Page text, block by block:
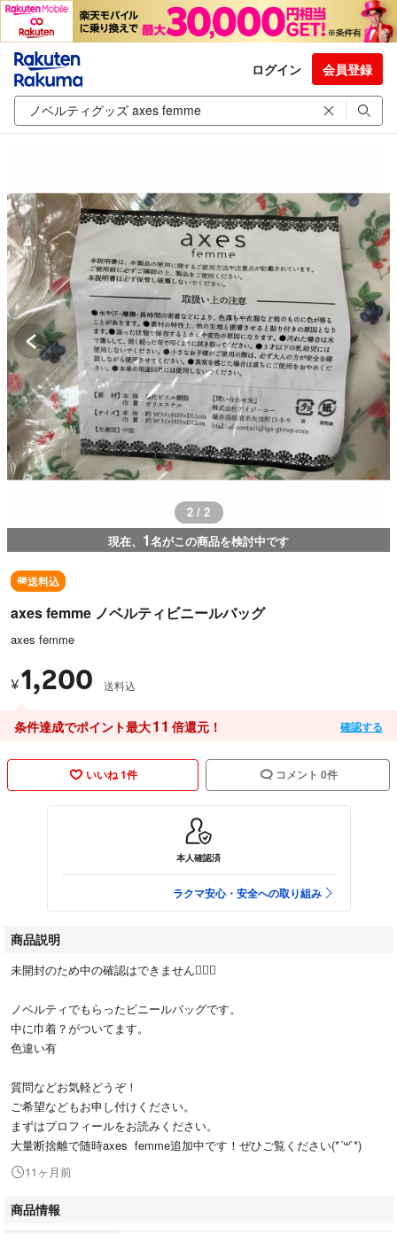
ログイン 会員登録
1 / 2
現在、 1名がこの商品を検討中です
送料込
axes femme ノベルティビニールバッグ
axes femme
¥1,200 送料込
条件達成でポイント最大11 倍還元！ 確認する
いいね 1件 コメント 0件
本人確認済
ラクマ安心・安全への取り組み
商品説明
未開封のため中の確認はできません🙇🏻‍♀️
ノベルティでもらったビニールバッグです。
中に巾着？がついてます。
色違い有
質問などお気軽どうぞ！
ご希望などもお申し付けください。
まずはプロフィールをお読みください。
大量断捨離で随時axes femme追加中です！ぜひご覧ください(*´꒳`*)
11ヶ月前
商品情報